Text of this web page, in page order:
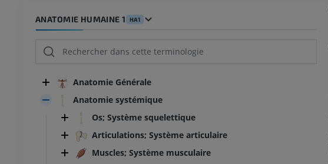
ANATOMIE HUMAINE 1 HA1
Anatomie Générale
Anatomie systémique
Os; Système squelettique
Articulations; Système articulaire
Muscles; Système musculaire